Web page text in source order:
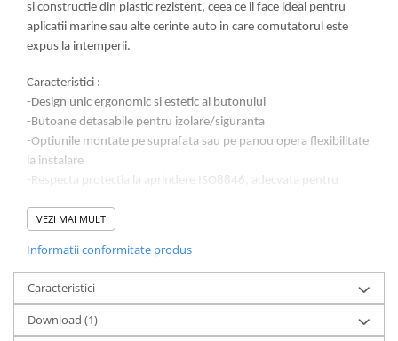
SLA AGM (Sealed Lead Acid)
Deep Cycle - Tractiune/Semi-
Tractiune
Marine & Caravan
APC
Pachete acumulatori VRLA
Sisteme de management (BMS)
Redresoare auto, moto, barci si
stationare
UPS pentru centrale termice si
sisteme de urgenta - acumulator
extern
UPS Calculatoare si Servere
si constructie din plastic rezistent, ceea ce il face ideal pentru
aplicatii marine sau alte cerinte auto in care comutatorul este
expus la intemperii.
Caracteristici :
-Design unic ergonomic si estetic al butonului
-Butoane detasabile pentru izolare/siguranta
-Optiunile montate pe suprafata sau pe panou opera flexibilitate
la instalare
-Respecta protectia la aprindere ISO8846, adecvata pentru
-Potrivit pentru aplicatii de pana la 48VDC
VEZI MAI MULT
Informatii conformitate produs
Caracteristici
Download (1)